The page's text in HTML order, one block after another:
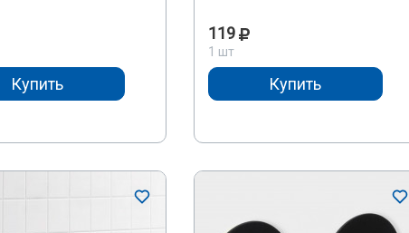
Купить
119
1 шт
Купить